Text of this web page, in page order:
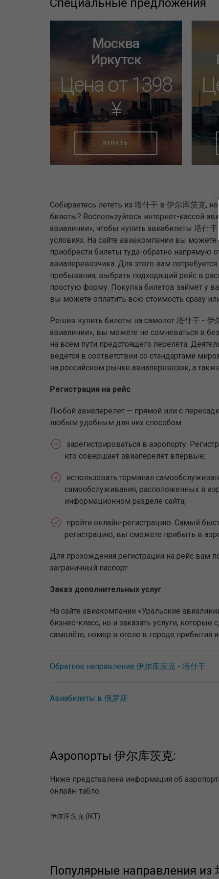
Специальные предложения
Москва
Иркутск
Цена от 1398
¥
КУПИТЬ
Собираетесь лететь из 塔什干 в 伊尔库茨克,
билеты? Воспользуйтесь интернет-кассой
авиалинии», чтобы купить авиабилеты 塔什
условиях. На сайте авиакомпании вы можете
приобрести билеты туда-обратно напрямую
авиаперевозчика. Для этого вам
пребывания, выбрать подходящий рейс в
простую форму. Покупка билетов займёт у
вы можете оплатить всю стоимость сразу
Решив купить билеты на самолет 塔什干 - 伊
авиалинии», вы можете не сомневаться в
на всём пути предстоящего перелёта.
ведётся в соответствии со стандартами
на российском рынке авиаперевозок, а
Регистрация на рейс
Любой авиаперелёт — прямой или с
любым удобным для них способом:
зарегистрироваться в аэропорту.
кто совершает авиаперелёт впервые;
использовать терминал
самообслуживания, расположенных в
информационном разделе сайта;
пройти онлайн-регистрацию. Самый
регистрацию, вы сможете прибыть в
Для прохождения регистрации на рейс вам
заграничный паспорт.
Заказ дополнительных услуг
На сайте авиакомпании «Уральские
бизнес-класс, но и заказать услуги,
самолёте, номер в отеле в городе прибытия
Обратное направление 伊尔库茨克 - 塔什干
Авиабилеты в 俄罗斯
Аэропорты 伊尔库茨克:
Ниже представлена информация об
онлайн-табло.
伊尔库茨克 (IKT)
Популярные направления из